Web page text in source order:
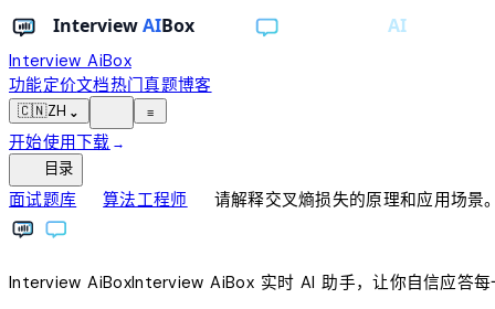
Interview AiBox
功能定价文档热门真题博客
🇨🇳ZH ⌄ ≡
开始使用下载 →
目录
面试题库chevron_right算法工程师chevron_right 请解释交叉熵损失的原理和应用场景。
InterviewAiBoxInterviewAiBox实时 AI 助手，让你自信应答每